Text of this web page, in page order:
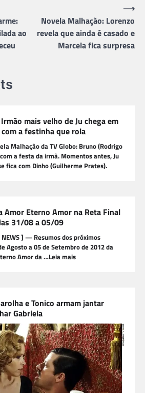
ao
Novela Malhação: Lorenzo
revela que ainda é casado e
Marcela fica surpresa
⟶
mais velho de Ju chega em
a festinha que rola
Malhação da TV Globo: Bruno (Rodrigo
a festa da irmã. Momentos antes, Ju
fica com Dinho (Guilherme Prates).
Amor Eterno Amor na Reta Final
31/08 a 05/09
NEWS ] — Resumos dos próximos
Agosto a 05 de Setembro de 2012 da
Amor da …Leia mais
e Tonico armam jantar
Gabriela